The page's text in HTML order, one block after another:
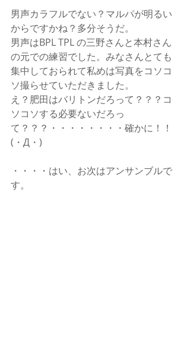
男声カラフルでない？マルパが明るい
からですかね？多分そうだ。
男声はBPL TPL の三野さんと本村さん
の元での練習でした。みなさんとても
集中しておられて私めは写真をコソコ
ソ撮らせていただきました。
え？肥田はバリトンだろって？？？コ
ソコソする必要ないだろっ
て？？？・・・・・・・・確かに！！
(・Д・)
・・・・はい、お次はアンサンブルで
す。